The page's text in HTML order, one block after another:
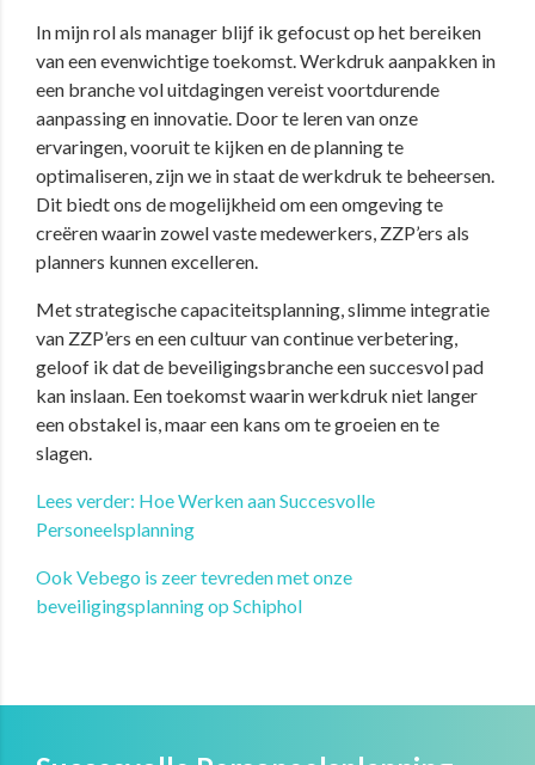
In mijn rol als manager blijf ik gefocust op het bereiken
van een evenwichtige toekomst. Werkdruk aanpakken in
een branche vol uitdagingen vereist voortdurende
aanpassing en innovatie. Door te leren van onze
ervaringen, vooruit te kijken en de planning te
optimaliseren, zijn we in staat de werkdruk te beheersen.
Dit biedt ons de mogelijkheid om een omgeving te
creëren waarin zowel vaste medewerkers, ZZP’ers als
planners kunnen excelleren.
Met strategische capaciteitsplanning, slimme integratie
van ZZP’ers en een cultuur van continue verbetering,
geloof ik dat de beveiligingsbranche een succesvol pad
kan inslaan. Een toekomst waarin werkdruk niet langer
een obstakel is, maar een kans om te groeien en te
slagen.
Lees verder: Hoe Werken aan Succesvolle
Personeelsplanning
Ook Vebego is zeer tevreden met onze
beveiligingsplanning op Schiphol